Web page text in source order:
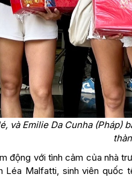
và Emilie Da Cunha
động với tình cảm của nhà
Léa Malfatti, sinh viên quốc